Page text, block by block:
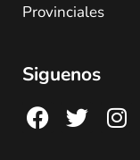
Provinciales
Siguenos